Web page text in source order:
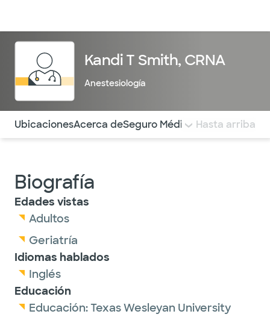
Kandi T Smith, CRNA
Anestesiología
Utilice esta navegación para saltar rápidamente a
UbicacionesAcerca deSeguro Médico COMENTARIOS
Hasta arriba
Biografía
Edades vistas
Adultos
Geriatría
Idiomas hablados
Inglés
Educación
Educación:Texas Wesleyan University